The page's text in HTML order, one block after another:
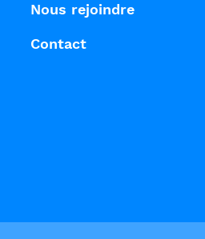
Nous rejoindre
Contact